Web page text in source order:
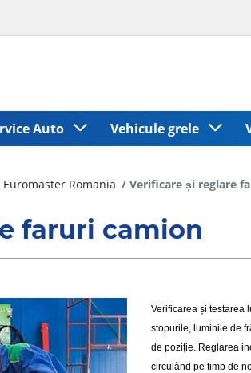
Auto Vehicule grele
Romania Verificare și reglare
faruri camion
Verificarea și testarea
stopurile, luminile de
de poziție. Reglarea
circulând pe timp de